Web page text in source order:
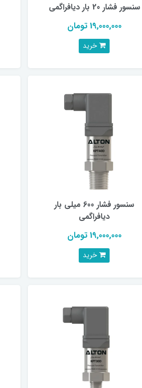
سنسور فشار 20 بار دیافراگمی
19,000,000 تومان
خرید
سنسور فشار 600 میلی بار
دیافراگمی
19,000,000 تومان
خرید